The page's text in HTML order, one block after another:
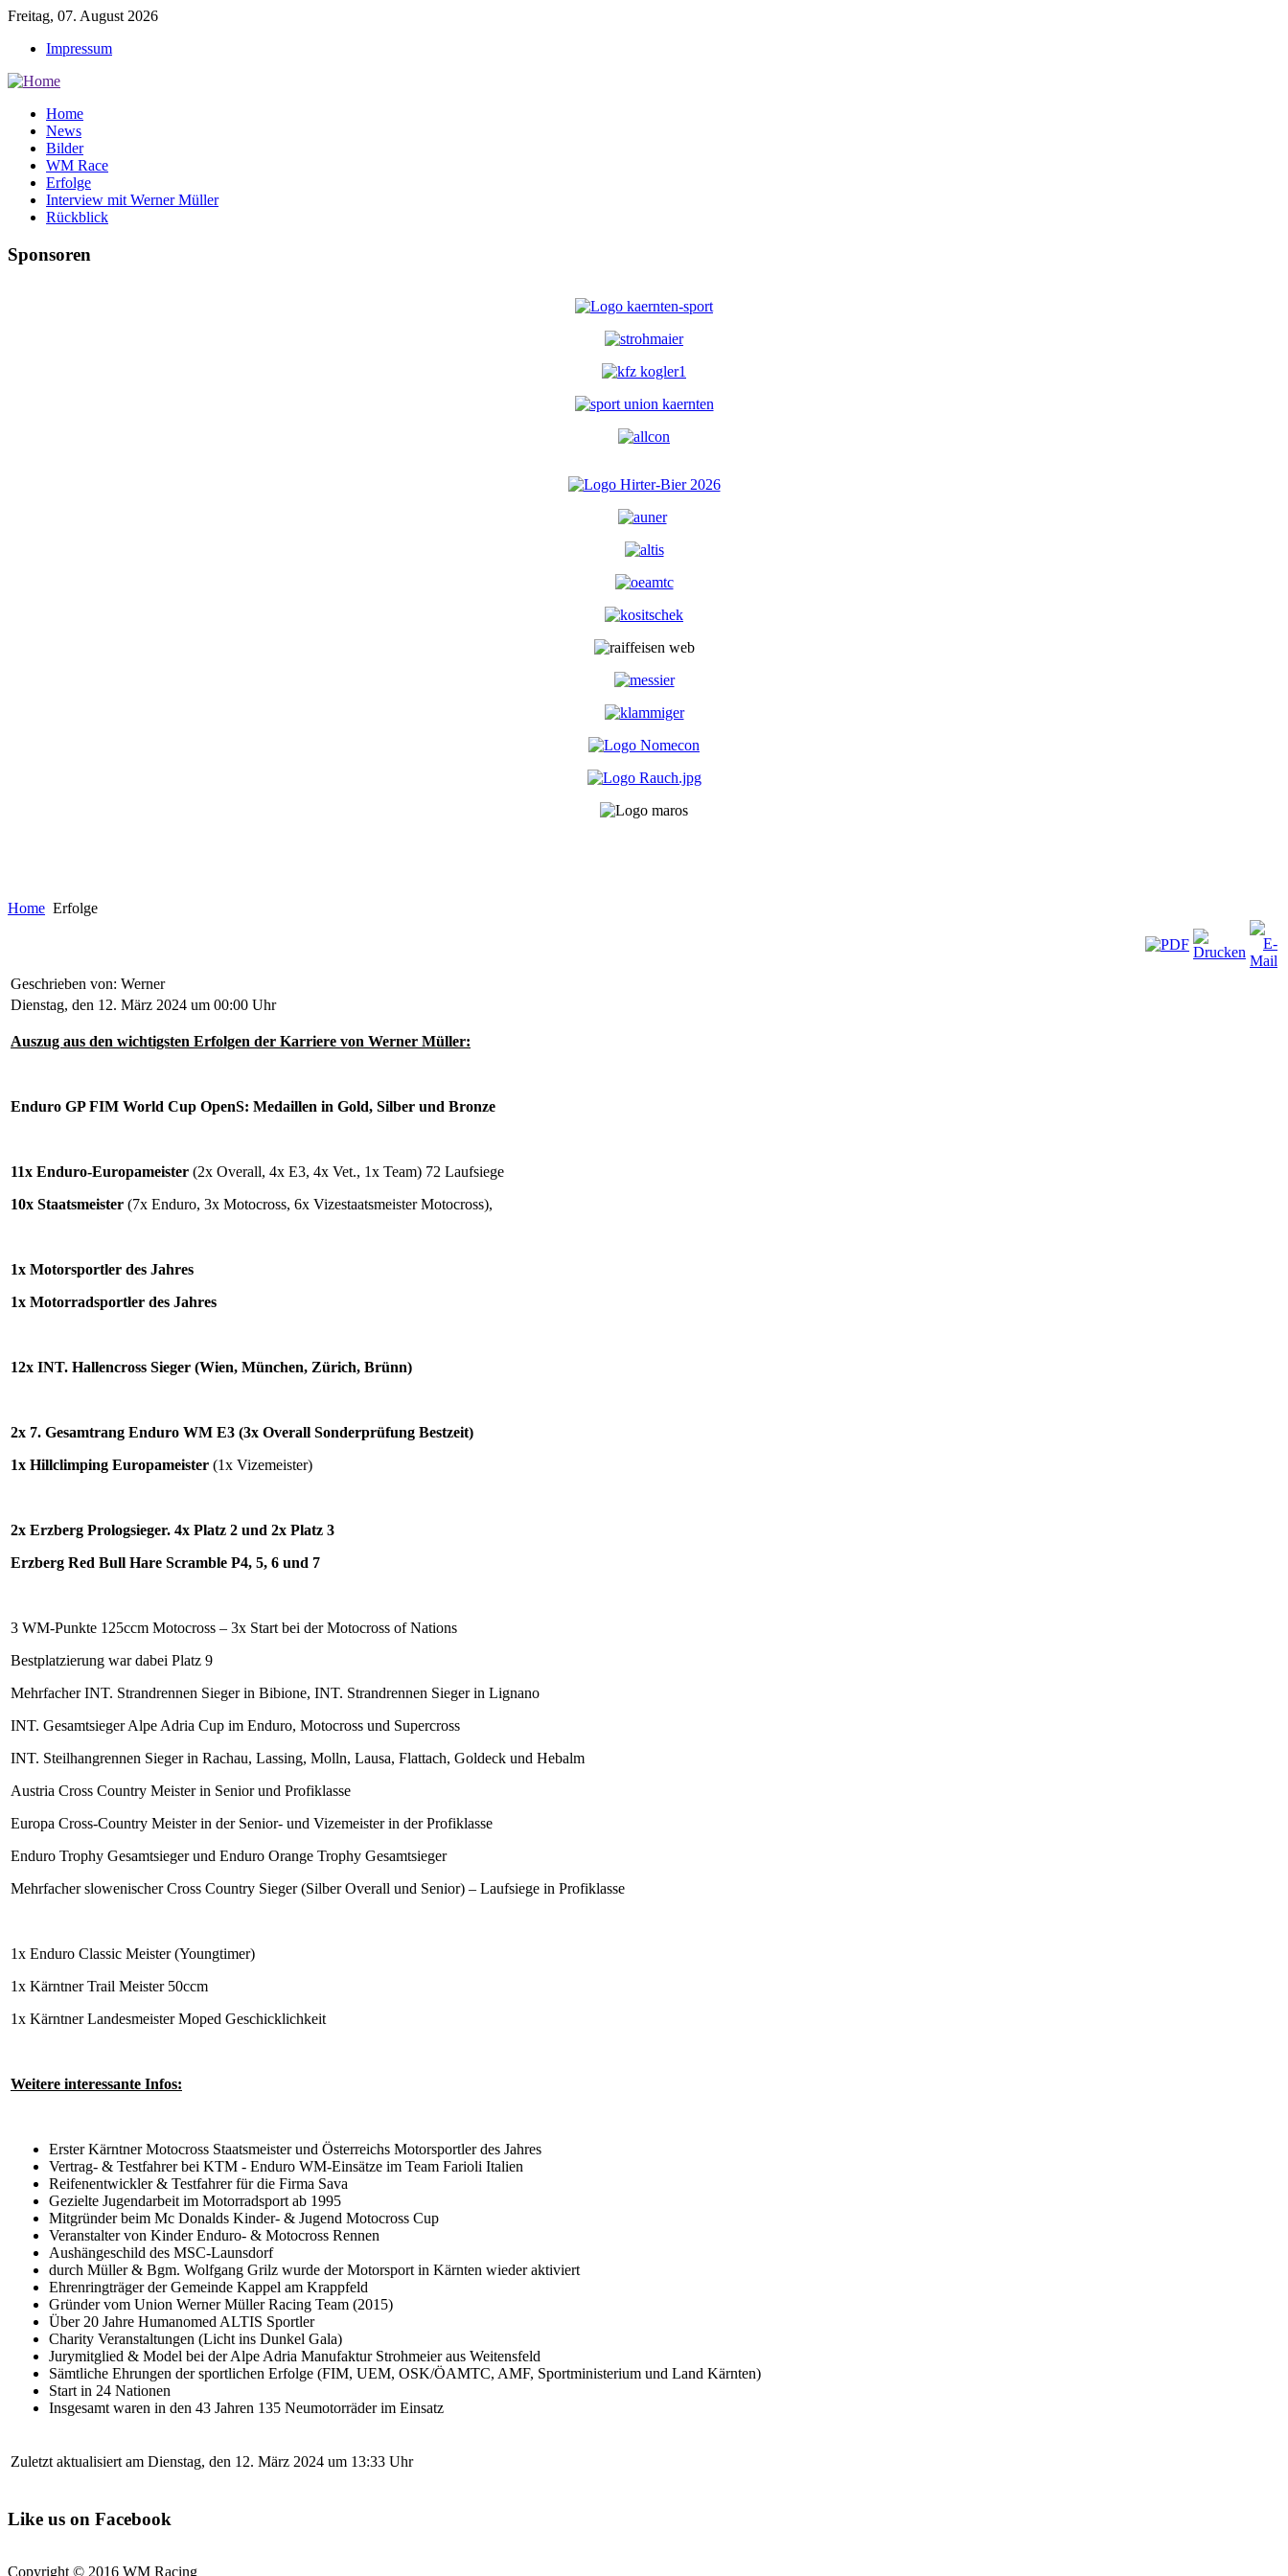
Freitag, 07. August 2026
Impressum
Home
News
Bilder
WM Race
Erfolge
Interview mit Werner Müller
Rückblick
Sponsoren
Home Erfolge
Geschrieben von: Werner
Dienstag, den 12. März 2024 um 00:00 Uhr
Auszug aus den wichtigsten Erfolgen der Karriere von Werner Müller:
Enduro GP FIM World Cup OpenS: Medaillen in Gold, Silber und Bronze
11x Enduro-Europameister (2x Overall, 4x E3, 4x Vet., 1x Team) 72 Laufsiege
10x Staatsmeister (7x Enduro, 3x Motocross, 6x Vizestaatsmeister Motocross),
1x Motorsportler des Jahres
1x Motorradsportler des Jahres
12x INT. Hallencross Sieger (Wien, München, Zürich, Brünn)
2x 7. Gesamtrang Enduro WM E3 (3x Overall Sonderprüfung Bestzeit)
1x Hillclimping Europameister (1x Vizemeister)
2x Erzberg Prologsieger. 4x Platz 2 und 2x Platz 3
Erzberg Red Bull Hare Scramble P4, 5, 6 und 7
3 WM-Punkte 125ccm Motocross – 3x Start bei der Motocross of Nations
Bestplatzierung war dabei Platz 9
Mehrfacher INT. Strandrennen Sieger in Bibione, INT. Strandrennen Sieger in Lignano
INT. Gesamtsieger Alpe Adria Cup im Enduro, Motocross und Supercross
INT. Steilhangrennen Sieger in Rachau, Lassing, Molln, Lausa, Flattach, Goldeck und Hebalm
Austria Cross Country Meister in Senior und Profiklasse
Europa Cross-Country Meister in der Senior- und Vizemeister in der Profiklasse
Enduro Trophy Gesamtsieger und Enduro Orange Trophy Gesamtsieger
Mehrfacher slowenischer Cross Country Sieger (Silber Overall und Senior) – Laufsiege in Profiklasse
1x Enduro Classic Meister (Youngtimer)
1x Kärntner Trail Meister 50ccm
1x Kärntner Landesmeister Moped Geschicklichkeit
Weitere interessante Infos:
Erster Kärntner Motocross Staatsmeister und Österreichs Motorsportler des Jahres
Vertrag- & Testfahrer bei KTM - Enduro WM-Einsätze im Team Farioli Italien
Reifenentwickler & Testfahrer für die Firma Sava
Gezielte Jugendarbeit im Motorradsport ab 1995
Mitgründer beim Mc Donalds Kinder- & Jugend Motocross Cup
Veranstalter von Kinder Enduro- & Motocross Rennen
Aushängeschild des MSC-Launsdorf
durch Müller & Bgm. Wolfgang Grilz wurde der Motorsport in Kärnten wieder aktiviert
Ehrenringträger der Gemeinde Kappel am Krappfeld
Gründer vom Union Werner Müller Racing Team (2015)
Über 20 Jahre Humanomed ALTIS Sportler
Charity Veranstaltungen (Licht ins Dunkel Gala)
Jurymitglied & Model bei der Alpe Adria Manufaktur Strohmeier aus Weitensfeld
Sämtliche Ehrungen der sportlichen Erfolge (FIM, UEM, OSK/ÖAMTC, AMF, Sportministerium und Land Kärnten)
Start in 24 Nationen
Insgesamt waren in den 43 Jahren 135 Neumotorräder im Einsatz
Zuletzt aktualisiert am Dienstag, den 12. März 2024 um 13:33 Uhr
Like us on Facebook
Copyright © 2016 WM Racing